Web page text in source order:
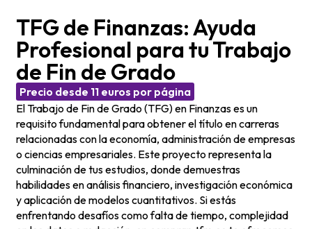
TFG de Finanzas: Ayuda
Profesional para tu Trabajo
de Fin de Grado
Precio desde 11 euros por página
El Trabajo de Fin de Grado (TFG) en Finanzas es un
requisito fundamental para obtener el título en carreras
relacionadas con la economía, administración de empresas
o ciencias empresariales. Este proyecto representa la
culminación de tus estudios, donde demuestras
habilidades en análisis financiero, investigación económica
y aplicación de modelos cuantitativos. Si estás
enfrentando desafíos como falta de tiempo, complejidad